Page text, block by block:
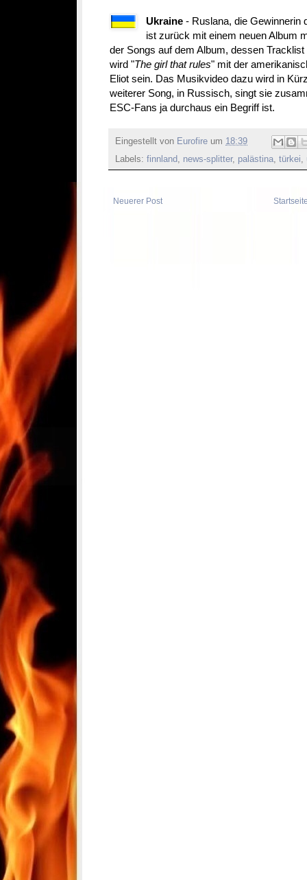
Ukraine- Ruslana, die Gewinnerin
ist zurück mit einem neuen Album
der Songs auf dem Album, dessen
wird "The girl that rules" mit der
Eliot sein. Das Musikvideo dazu wird in
weiterer Song, in Russisch, singt sie
ESC-Fans ja durchaus ein Begriff ist.
Eingestellt von Eurofire um 18:39
Labels: finnland, news-splitter, palästina, türkei,
Neuerer Post